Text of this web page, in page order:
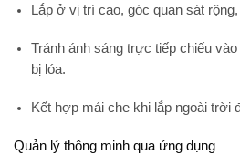
Lắp ở vị trí cao, góc quan sát
Tránh ánh sáng trực tiếp chiếu
bị lóa.
Kết hợp mái che khi lắp ngoài trời
Quản lý thông minh qua ứng dụng